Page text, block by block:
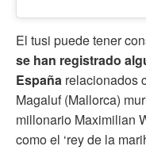
El tusi puede tener
se han registrado
España relacionados
Magaluf (Mallorca)
millonario Maximilian
como el ‘rey de la